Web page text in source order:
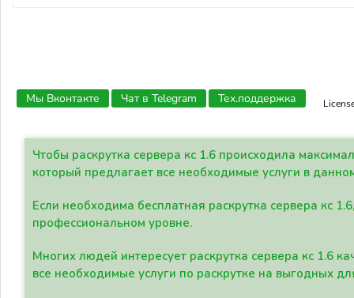
Мы Вконтакте Чат в Telegram Тех.поддержка
Чтобы раскрутка сервера кс 1.6 происходила
который предлагает все необходимые услуги в
Если необходима бесплатная раскрутка сервера кс
профессиональном уровне.
Многих людей интересует раскрутка сервера кс 1.6
все необходимые услуги по раскрутке на выгодных